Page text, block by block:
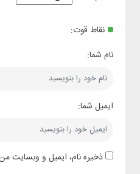
نقاط قوت:
نام شما:
ایمیل شما:
ذخیره نام، ایمیل و وبسایت